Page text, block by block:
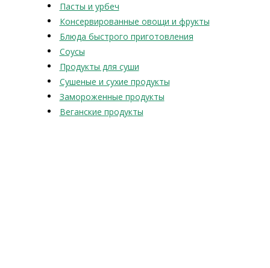
Пасты и урбеч
Консервированные овощи и фрукты
Блюда быстрого приготовления
Соусы
Продукты для суши
Сушеные и сухие продукты
Замороженные продукты
Веганские продукты